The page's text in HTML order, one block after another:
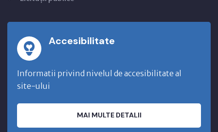
Accesibilitate
Informatii privind nivelul de accesibilitate al
site-ului
MAI MULTE DETALII